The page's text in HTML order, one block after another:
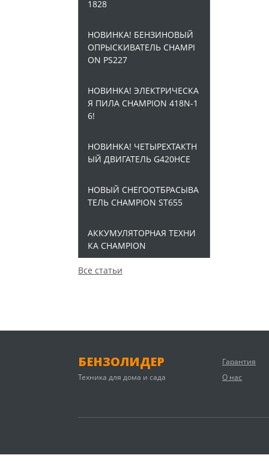
1828
НОВИНКА! БЕНЗИНОВЫЙ
ОПРЫСКИВАТЕЛЬ CHAMPI
ON PS227
НОВИНКА! ЭЛЕКТРИЧЕСКА
Я ПИЛА CHAMPION 418N-1
6!
НОВИНКА! ЧЕТЫРЕХТАКТН
ЫЙ ДВИГАТЕЛЬ G420HCE
НОВЫЙ СНЕГООТБРАСЫВА
ТЕЛЬ CHAMPION ST655
АККУМУЛЯТОРНАЯ ТЕХНИ
КА CHAMPION
Все статьи
БЕНЗОЛИДЕР
Техника для дома и сада
Гарантия
О нас